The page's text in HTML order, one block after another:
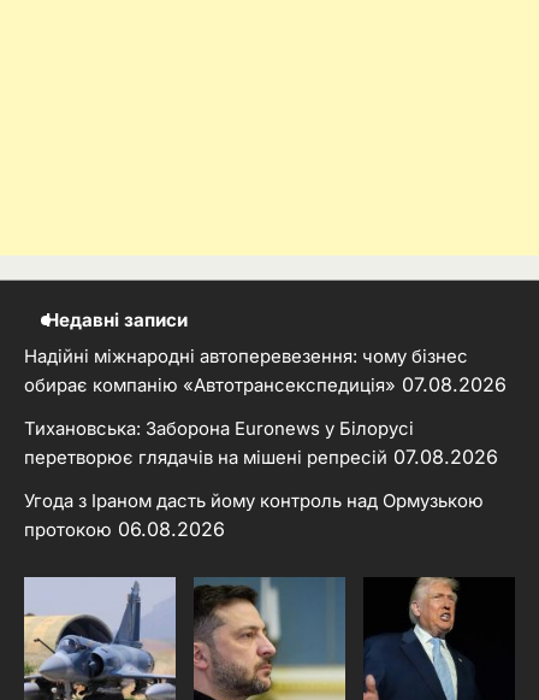
Недавні записи
Надійні міжнародні автоперевезення: чому бізнес
обирає компанію «Автотрансекспедиція» 07.08.2026
Тихановська: Заборона Euronews у Білорусі
перетворює глядачів на мішені репресій 07.08.2026
Угода з Іраном дасть йому контроль над Ормузькою
протокою 06.08.2026